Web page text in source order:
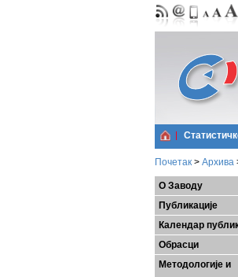
Почетак > Архива
О Заводу
Публикације
Календар
Обрасци
Методологије и